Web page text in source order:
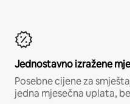
Jednostavno izražene
Posebne cijene za
jedna mjesečna uplata,